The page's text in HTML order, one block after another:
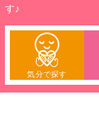
す♪
気分で探す